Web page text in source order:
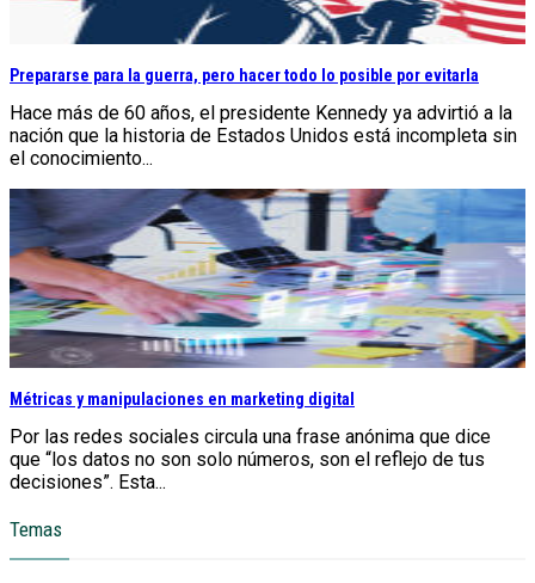
Prepararse para la guerra, pero hacer todo lo posible por evitarla
Hace más de 60 años, el presidente Kennedy ya advirtió a la
nación que la historia de Estados Unidos está incompleta sin
el conocimiento...
Métricas y manipulaciones en marketing digital
Por las redes sociales circula una frase anónima que dice
que “los datos no son solo números, son el reflejo de tus
decisiones”. Esta...
Temas